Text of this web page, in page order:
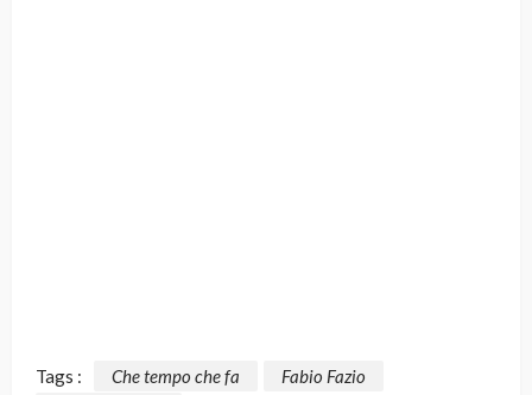
Tags : Che tempo che fa
Fabio Fazio